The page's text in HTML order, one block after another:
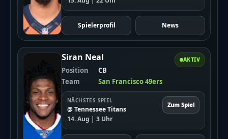
Spielerprofil News
AKTIV
Siran Neal
Position
CB
Team
San Francisco 49ers
NÄCHSTES SPIEL
@ Tennessee Titans
14. Aug | 3 Uhr
Zum Spiel